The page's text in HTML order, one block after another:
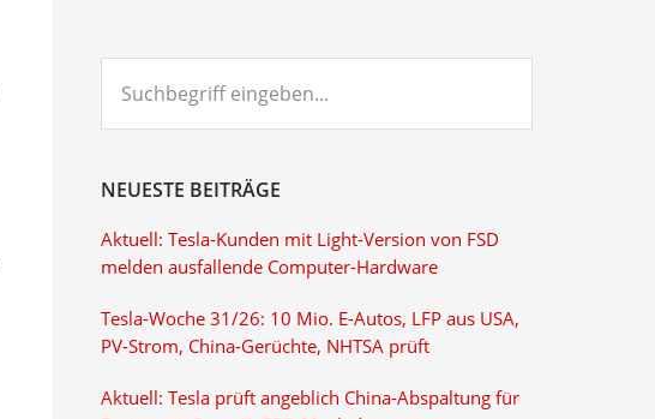
eingeben...
NEUESTE BEITRÄGE
Aktuell: Tesla-Kunden mit Light-Version von FSD
melden ausfallende Computer-Hardware
Tesla-Woche 31/26: 10 Mio. E-Autos, LFP aus USA,
PV-Strom, China-Gerüchte, NHTSA prüft
Aktuell: Tesla prüft angeblich China-Abspaltung für